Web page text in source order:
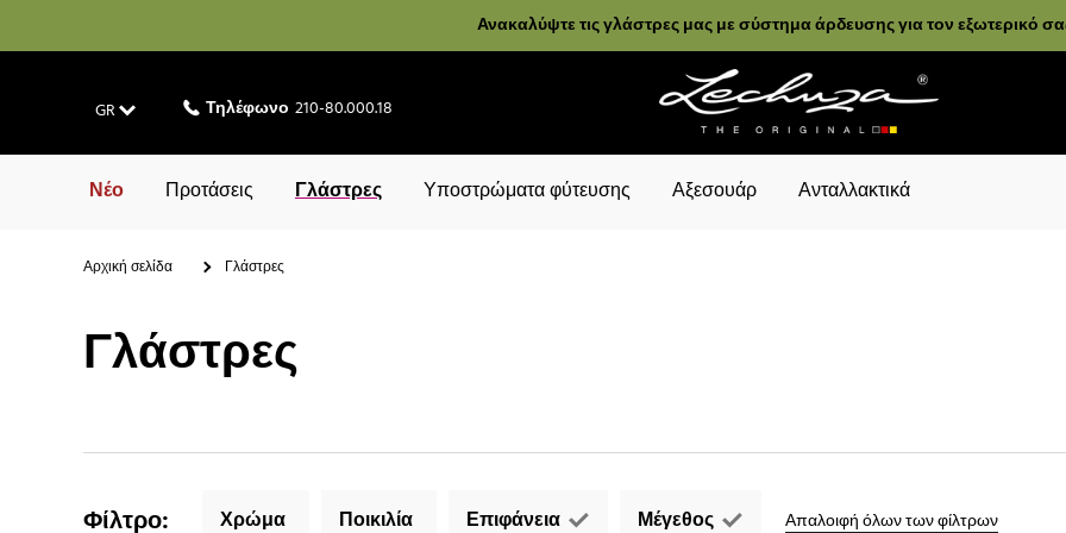
Ανακαλύψτε τις γλάστρες μας με σύστημα άρδευσης για τον εξωτερικό
GR Τηλέφωνο 210-80.000.18
Νέο Προτάσεις Γλάστρες Υποστρώματα φύτευσης Αξεσουάρ Ανταλλακτικά
Αρχική σελίδα Γλάστρες
Γλάστρες
Φίλτρο: Χρώμα Ποικιλία Επιφάνεια Μέγεθος Απαλοιφή όλων των φίλτρων